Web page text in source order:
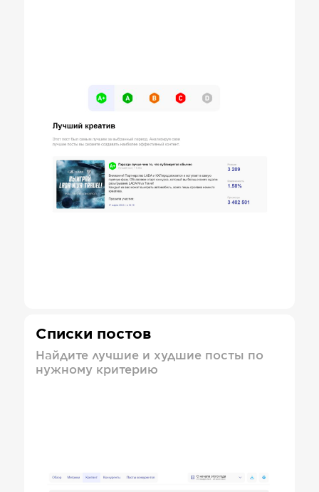
Списки постов
Найдите лучшие и худшие посты по
нужному критерию